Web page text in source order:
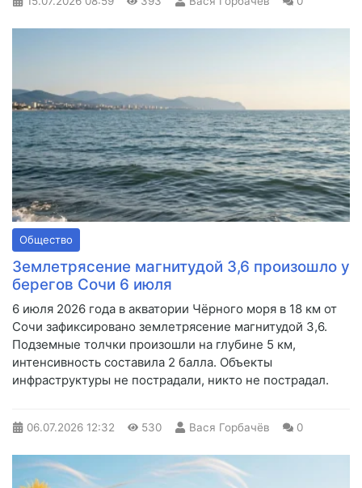
Общество
Землетрясение магнитудой 3,6 произошло у
берегов Сочи 6 июля
6 июля 2026 года в акватории Чёрного моря в 18 км от
Сочи зафиксировано землетрясение магнитудой 3,6.
Подземные толчки произошли на глубине 5 км,
интенсивность составила 2 балла. Объекты
инфраструктуры не пострадали, никто не пострадал.
06.07.2026 12:32 530 Вася Горбачёв 0